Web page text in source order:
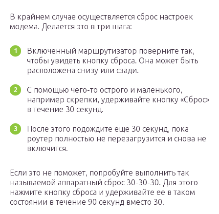
В крайнем случае осуществляется сброс настроек
модема. Делается это в три шага:
Включенный маршрутизатор поверните так,
чтобы увидеть кнопку сброса. Она может быть
расположена снизу или сзади.
С помощью чего-то острого и маленького,
например скрепки, удерживайте кнопку «Сброс»
в течение 30 секунд.
После этого подождите еще 30 секунд, пока
роутер полностью не перезагрузится и снова не
включится.
Если это не поможет, попробуйте выполнить так
называемой аппаратный сброс 30-30-30. Для этого
нажмите кнопку сброса и удерживайте ее в таком
состоянии в течение 90 секунд вместо 30.